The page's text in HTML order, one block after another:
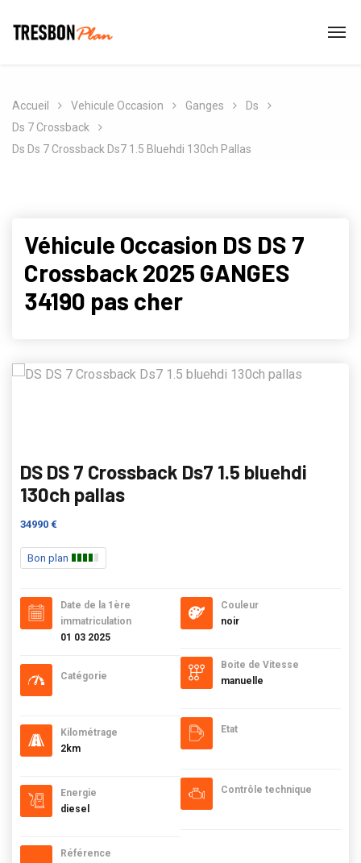
Accueil Vehicule Occasion Ganges
Ds
Ds 7 Crossback
Ds Ds 7 Crossback Ds7 1.5 Bluehdi 130ch Pallas
Véhicule Occasion DS DS 7
Crossback 2025 GANGES
34190 pas cher
DS DS 7 Crossback Ds7 1.5 bluehdi
130ch pallas
34990 €
Bon plan
Date de la 1ère
immatriculation
01 03 2025
Catégorie
Kilométrage
2km
Energie
diesel
Référence
Couleur
noir
Boite de Vitesse
manuelle
Etat
Contrôle technique